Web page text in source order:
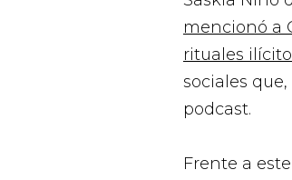
mencionó a
rituales
sociales
podcast.
Frente a